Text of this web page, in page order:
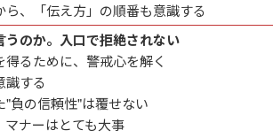
ら、「伝え方」の順番も意識する
うのか。入口で拒絶されない
得るために、警戒心を解く
識する
"負の信頼性"は覆せない
マナーはとても大事